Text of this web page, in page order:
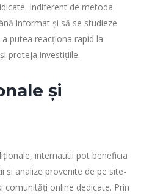
Indiferent de metoda
informat și să se studieze
putea reacționa rapid la
proteja investițiile.
și
internautii pot beneficia
și analize provenite de pe site-
comunități online dedicate. Prin